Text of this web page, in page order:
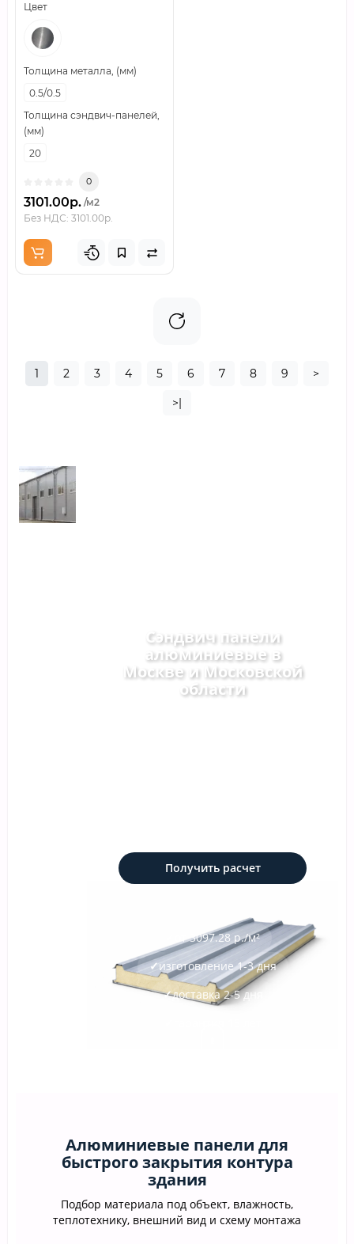
20 мм, 0.5/0.5
Цвет
Толщина металла, (мм)
0.5/0.5
Толщина сэндвич-панелей,
(мм)
20
0
3101.00р. /м2
Без НДС: 3101.00р.
1 2 3 4 5 6 7 8 9 >
>|
Сэндвич панели
алюминиевые в
Москве и Московской
области
Получить расчет
от 3097.28 р./м²
✓изготовление 1-3 дня
✓доставка 2-5 дня
Алюминиевые панели для
быстрого закрытия контура
здания
Подбор материала под объект, влажность,
теплотехнику, внешний вид и схему монтажа